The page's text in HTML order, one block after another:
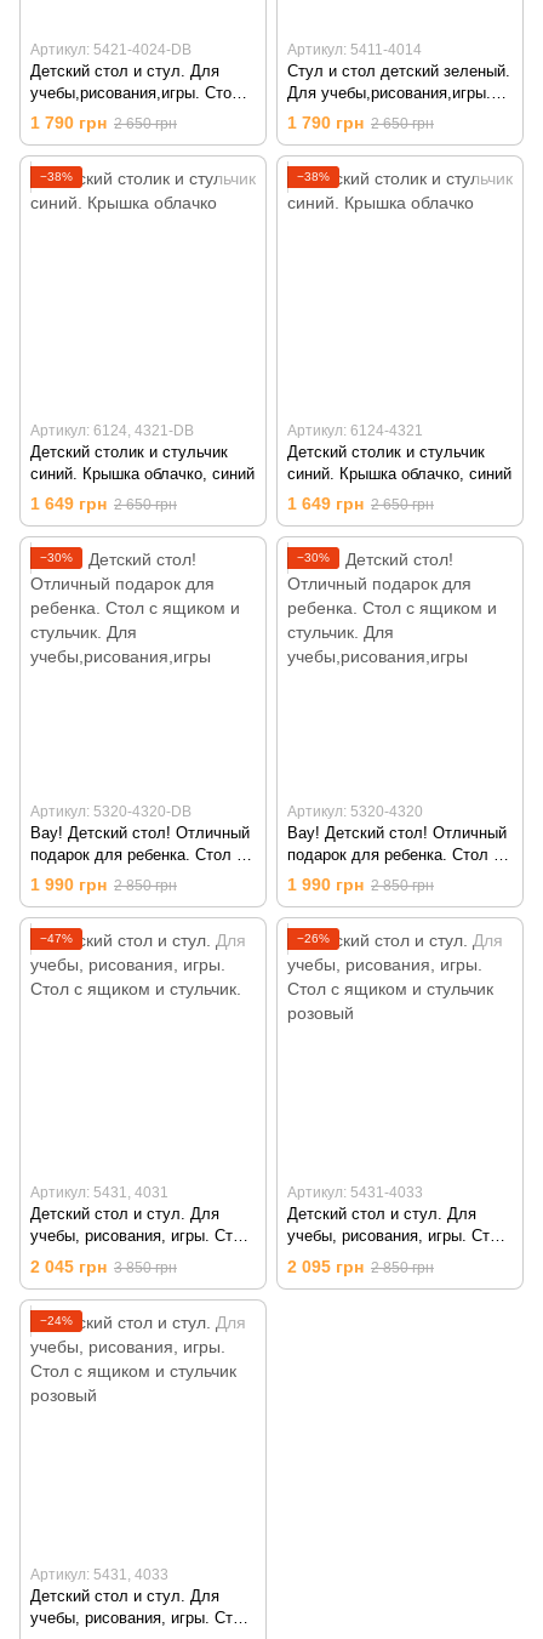
Артикул: 5421-4024-DB
Детский стол и стул. Для
учебы,рисования,игры. Стол с
ящиком и стульчик., синий
1 790 грн 2 650 грн
Артикул: 5411-4014
Стул и стол детский зеленый.
Для учебы,рисования,игры.
Стол с ящиком и стульчик.,
Салатовый
1 790 грн 2 650 грн
−38%
Артикул: 6124, 4321-DB
Детский столик и стульчик
синий. Крышка облачко, синий
1 649 грн 2 650 грн
−38%
Артикул: 6124-4321
Детский столик и стульчик
синий. Крышка облачко, синий
1 649 грн 2 650 грн
−30%
Артикул: 5320-4320-DB
Вау! Детский стол! Отличный
подарок для ребенка. Стол с
ящиком и стульчик. Для
учебы,рисования,игры,
Голубой
1 990 грн 2 850 грн
−30%
Артикул: 5320-4320
Вау! Детский стол! Отличный
подарок для ребенка. Стол с
ящиком и стульчик. Для
учебы,рисования,игры,
Голубой
1 990 грн 2 850 грн
−47%
Артикул: 5431, 4031
Детский стол и стул. Для
учебы, рисования, игры. Стол
с ящиком и стульчик.
2 045 грн 3 850 грн
−26%
Артикул: 5431-4033
Детский стол и стул. Для
учебы, рисования, игры. Стол
с ящиком и стульчик розовый
2 095 грн 2 850 грн
−24%
Артикул: 5431, 4033
Детский стол и стул. Для
учебы, рисования, игры. Стол